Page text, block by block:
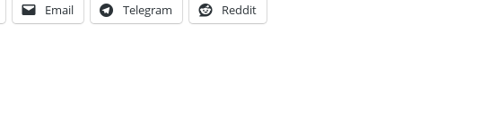
Email Telegram Reddit